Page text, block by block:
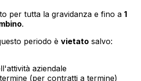
per tutta la gravidanza e fino a 1
.
periodo è vietato salvo:
aziendale
(per contratti a termine)